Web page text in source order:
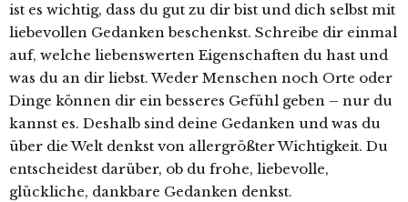
ist es wichtig, dass du gut zu dir bist und dich selbst mit
liebevollen Gedanken beschenkst. Schreibe dir einmal
auf, welche liebenswerten Eigenschaften du hast und
was du an dir liebst. Weder Menschen noch Orte oder
Dinge können dir ein besseres Gefühl geben – nur du
kannst es. Deshalb sind deine Gedanken und was du
über die Welt denkst von allergrößter Wichtigkeit. Du
entscheidest darüber, ob du frohe, liebevolle,
glückliche, dankbare Gedanken denkst.